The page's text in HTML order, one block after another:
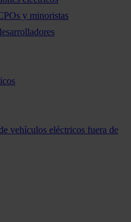
y minoristas
vehículos eléctricos fuera de